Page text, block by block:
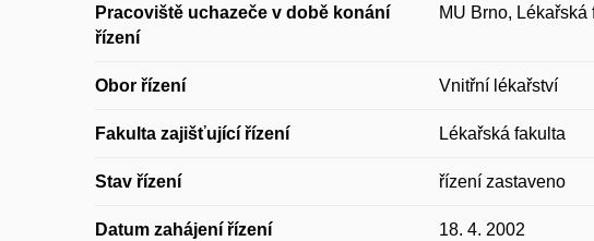
Pracoviště uchazeče v době konání
řízení
MU Brno, Lékařská
Obor řízení Vnitřní lékařství
Fakulta zajišťující řízení Lékařská fakulta
Stav řízení řízení zastaveno
Datum zahájení řízení 18. 4. 2002